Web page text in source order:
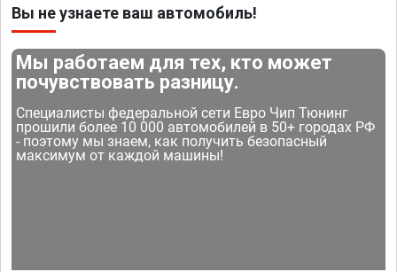
Вы не узнаете ваш автомобиль!
Мы работаем для тех, кто может
почувствовать разницу.
Специалисты федеральной сети Евро Чип Тюнинг
прошили более 10 000 автомобилей в 50+ городах РФ
- поэтому мы знаем, как получить безопасный
максимум от каждой машины!